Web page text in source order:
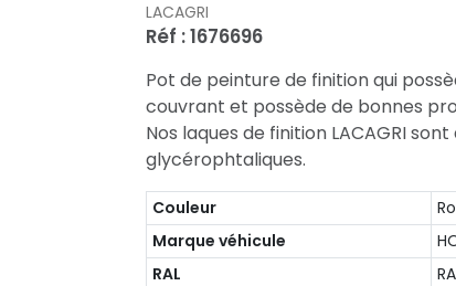
LACAGRI
Réf : 1676696
Pot de peinture de finition qui
couvrant et possède de bonnes
Nos laques de finition LACAGRI
glycérophtaliques.
Couleur
Marque véhicule
RAL